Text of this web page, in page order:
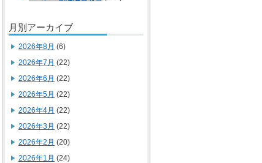
月別アーカイブ
2026年8月 (6)
2026年7月 (22)
2026年6月 (22)
2026年5月 (22)
2026年4月 (22)
2026年3月 (22)
2026年2月 (20)
2026年1月 (24)